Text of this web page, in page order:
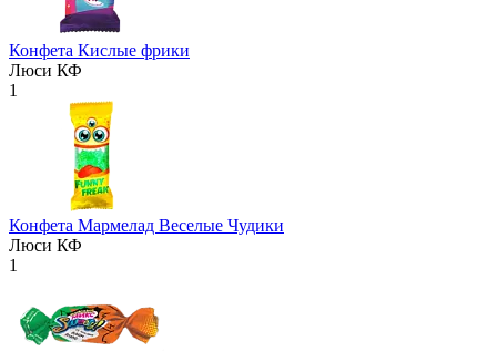
Конфета Кислые фрики
Люси КФ
1
Конфета Мармелад Веселые Чудики
Люси КФ
1